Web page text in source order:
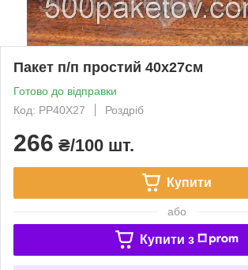
Пакет п/п простий 40х27см
Готово до відправки
Код: PP40X27
Роздріб
266 ₴/100 шт.
Купити
або
Купити з